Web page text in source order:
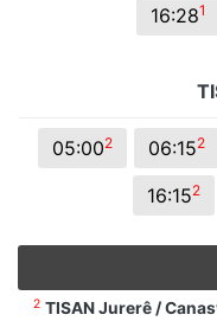
16:281
05:002 06:152
16:152
2 TISAN Jurerê /